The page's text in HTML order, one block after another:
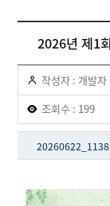
2026년 제1
작성자 : 개발자
조회수 : 199